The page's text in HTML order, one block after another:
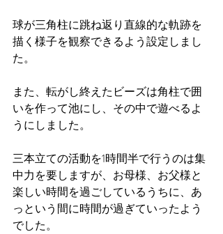
球が三角柱に跳ね返り直線的な軌跡を
描く様子を観察できるよう設定しまし
た。
また、転がし終えたビーズは角柱で囲
いを作って池にし、その中で遊べるよ
うにしました。
三本立ての活動を1時間半で行うのは集
中力を要しますが、お母様、お父様と
楽しい時間を過ごしているうちに、あ
っという間に時間が過ぎていったよう
でした。